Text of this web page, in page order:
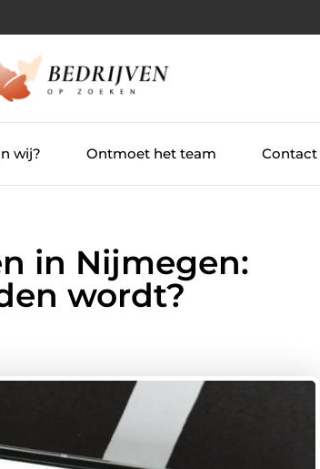
wij? Ontmoet het team Contact
in Nijmegen:
wordt?